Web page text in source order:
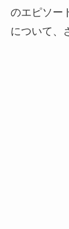
のエピソー
について、